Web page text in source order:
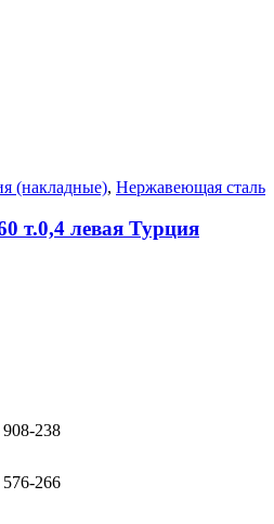
(накладные), Нержавеющая сталь
т.0,4 левая Турция
238
266